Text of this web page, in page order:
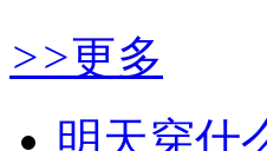
>>更多
明天穿什